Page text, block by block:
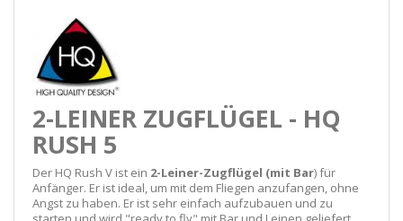
2-LEINER ZUGFLÜGEL - HQ
RUSH 5
Der HQ Rush V ist ein 2-Leiner-Zugflügel (mit Bar) für
Anfänger. Er ist ideal, um mit dem Fliegen anzufangen, ohne
Angst zu haben. Er ist sehr einfach aufzubauen und zu